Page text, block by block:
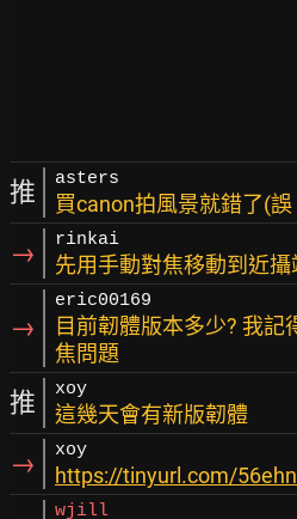
推 asters
買canon拍風景就錯了(誤
→ rinkai
先用手動對焦移動到近
→
eric00169
目前韌體版本多少? 我
焦問題
推 xoy
這幾天會有新版韌體
→ xoy
https://tinyurl.com/
wjill